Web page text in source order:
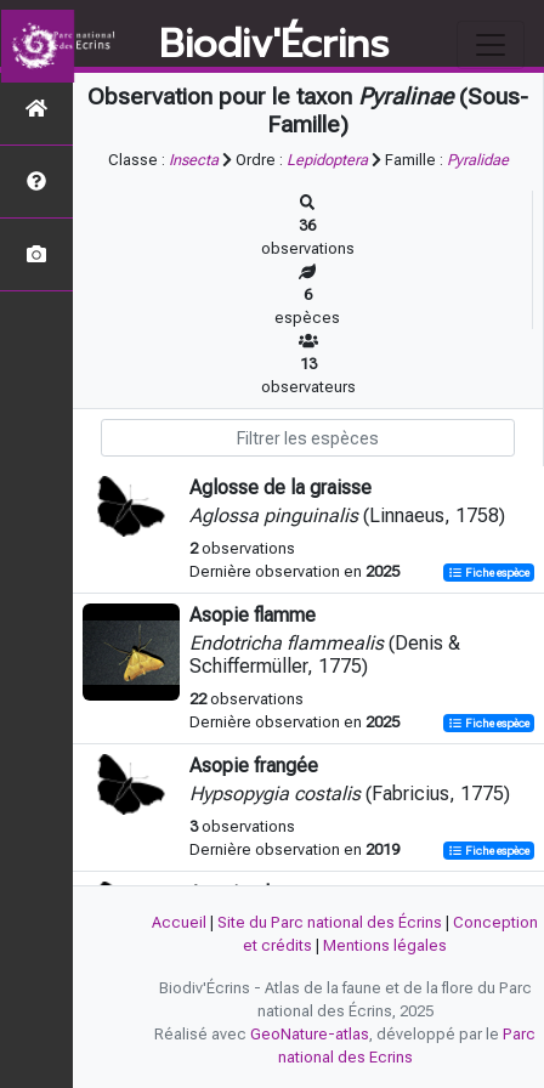
Biodiv'Écrins
Observation pour le taxon Pyralinae(Sous-
Famille)
Classe : Insecta Ordre : Lepidoptera Famille : Pyralidae
36
observations
6
espèces
13
observateurs
Aglosse de la graisse
Aglossa pinguinalis(Linnaeus, 1758)
2observations
Dernière observation en 2025 Fiche espèce
Asopie flamme
Endotricha flammealis(Denis &
Schiffermüller, 1775)
22observations
Dernière observation en 2025 Fiche espèce
Asopie frangée
Hypsopygia costalis(Fabricius, 1775)
3observations
Dernière observation en 2019 Fiche espèce
Asopie glauque
Hypsopygia glaucinalis(Linnaeus, 1758)
observations
Dernière observation en
Clédéobie brunâtre
Stemmatophora brunnealis (Treitschke,
Accueil Site du Parc national des Écrins
Conception
et crédits
Mentions légales
Biodiv'Écrins - Atlas de la faune et de la flore du Parc
national des Écrins, 2025
Réalisé avec GeoNature-atlas, développé par le Parc
national des Ecrins